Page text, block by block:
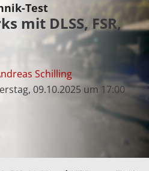
Test
mit DLSS, FSR,
Schilling
09.10.2025 um 17:00